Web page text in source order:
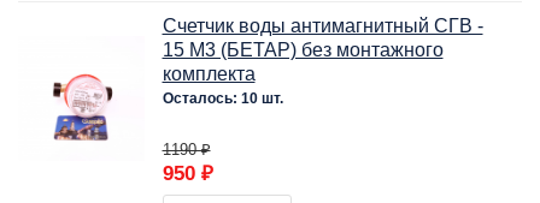
Счетчик воды антимагнитный СГВ -
15 М3 (БЕТАР) без монтажного
комплекта
Осталось: 10 шт.
1190 ₽
950 ₽